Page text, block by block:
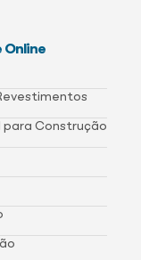
Online
para Construção